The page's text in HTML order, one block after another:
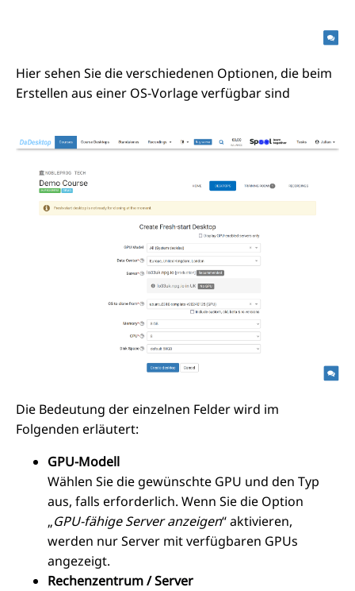
Hier sehen Sie die verschiedenen Optionen, die beim
Erstellen aus einer OS-Vorlage verfügbar sind
Die Bedeutung der einzelnen Felder wird im
Folgenden erläutert:
GPU-Modell
Wählen Sie die gewünschte GPU und den Typ
aus, falls erforderlich. Wenn Sie die Option
„GPU-fähige Server anzeigen“ aktivieren,
werden nur Server mit verfügbaren GPUs
angezeigt.
Rechenzentrum / Server